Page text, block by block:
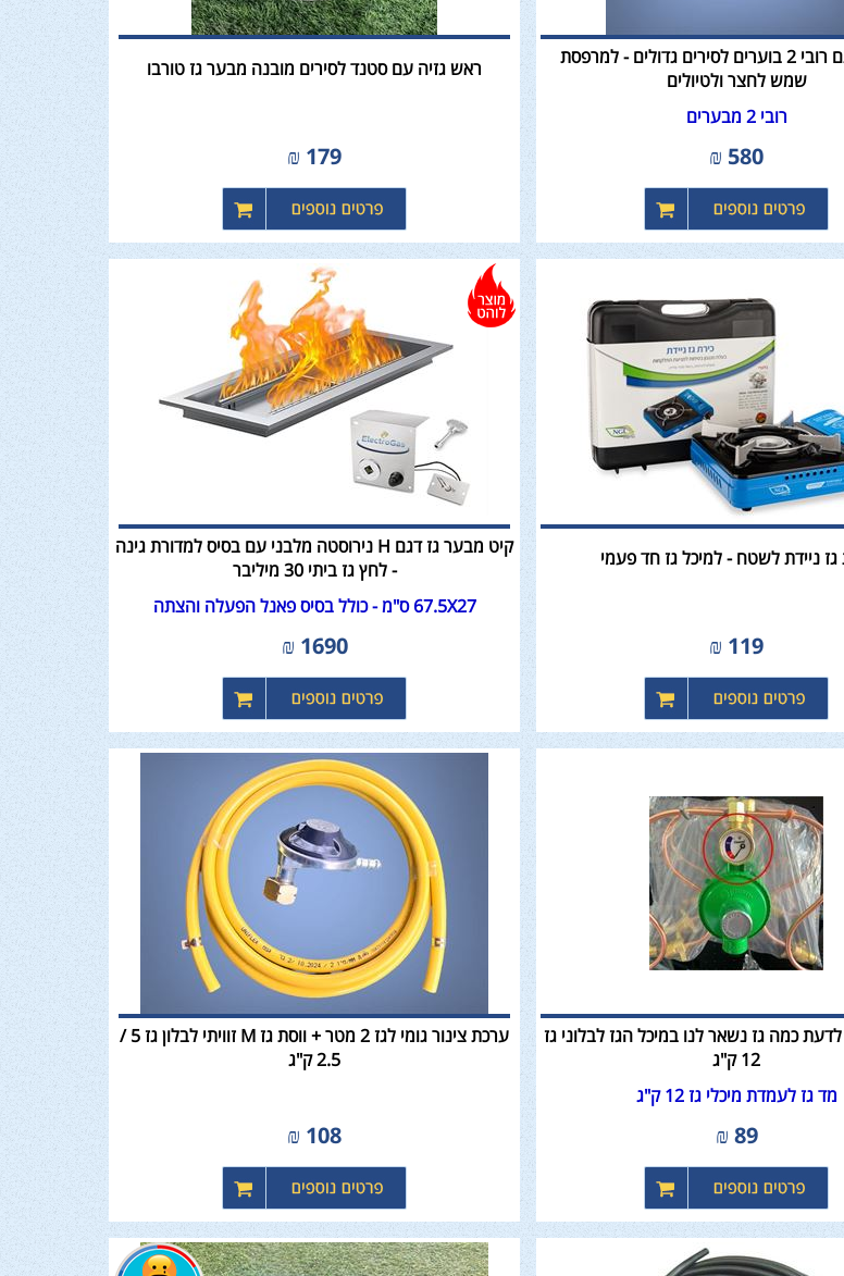
כירת גז דגם רובי 2 בוערים לסירים גדולים - למרפסת
שמש לחצר ולטיולים
רובי 2 מבערים
580
₪
ראש גזיה עם סטנד לסירים מובנה מבער גז טורבו
179
₪
גז ניידת לשטח - למיכל גז חד פעמי
119
₪
קיט מבער גז דגם H נירוסטה מלבני עם בסיס למדורת גינה
- לחץ גז ביתי 30 מיליבר
67.5X27 ס"מ - כולל בסיס פאנל הפעלה והצתה
1690
₪
כמה גז נשאר לנו במיכל הגז לבלוני גז
12 ק"ג
מד גז לעמדת מיכלי גז 12 ק"ג
89
₪
ערכת צינור גומי לגז 2 מטר + ווסת גז M זוויתי לבלון גז 5 /
2.5 ק"ג
108
₪